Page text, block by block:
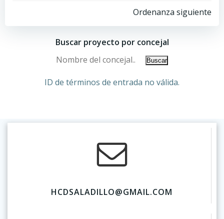
Ordenanza siguiente
Buscar proyecto por concejal
ID de términos de entrada no válida.
HCDSALADILLO@GMAIL.COM